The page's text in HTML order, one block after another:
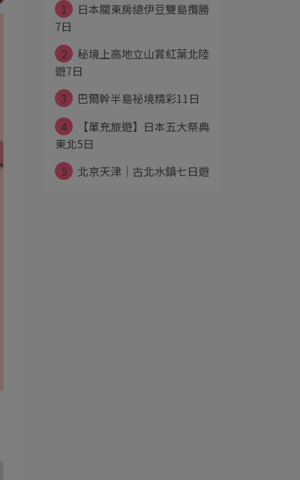
1
日本關東房總伊豆雙島攬勝
7日
2
秘境上高地立山賞紅葉北陸
遊7日
3
巴爾幹半島祕境精彩11日
4
【單充旅遊】日本五大祭典
東北5日
5
北京天津｜古北水鎮七日遊